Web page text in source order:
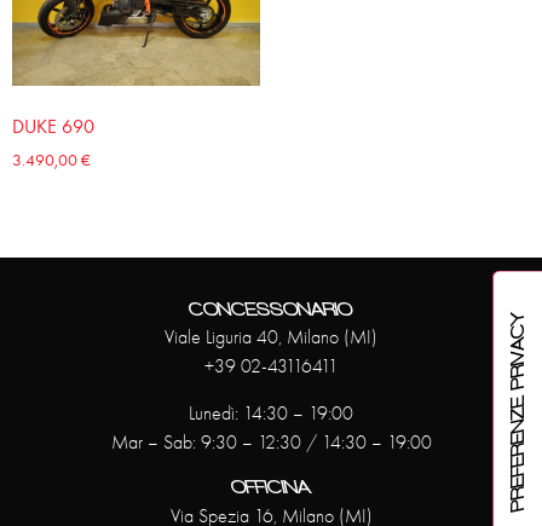
DUKE 690
3.490,00€
CONCESSONARIO
Viale Liguria 40, Milano (MI)
+39 02-43116411
Lunedì: 14:30 – 19:00
Mar – Sab: 9:30 – 12:30 / 14:30 – 19:00
OFFICINA
Via Spezia 16, Milano (MI)